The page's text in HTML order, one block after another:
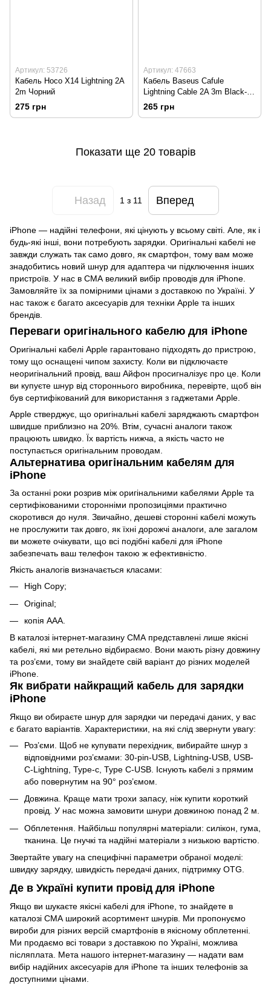
Артикул: 53726
Кабель Hoco X14 Lightning 2A
2m Чорний
275 грн
Артикул: 47663
Кабель Baseus Cafule
Lightning Cable 2A 3m Black-
grey CALKLF-RG1
265 грн
Показати ще 20 товарів
Назад 1 з 11 Вперед
iPhone — надійні телефони, які цінують у всьому світі. Але, як і
будь-які інші, вони потребують зарядки. Оригінальні кабелі не
завжди служать так само довго, як смартфон, тому вам може
знадобитись новий шнур для адаптера чи підключення інших
пристроїв. У нас в СМА великий вибір проводів для iPhone.
Замовляйте їх за помірними цінами з доставкою по Україні. У
нас також є багато аксесуарів для техніки Apple та інших
брендів.
Переваги оригінального кабелю для iPhone
Оригінальні кабелі Apple гарантовано підходять до пристрою,
тому що оснащені чипом захисту. Коли ви підключаєте
неоригінальний провід, ваш Айфон просигналізує про це. Коли
ви купуєте шнур від стороннього виробника, перевірте, щоб він
був сертифікований для використання з гаджетами Apple.
Apple стверджує, що оригінальні кабелі заряджають смартфон
швидше приблизно на 20%. Втім, сучасні аналоги також
працюють швидко. Їх вартість нижча, а якість часто не
поступається оригінальним проводам.
Альтернатива оригінальним кабелям для
iPhone
За останні роки розрив між оригінальними кабелями Apple та
сертифікованими сторонніми пропозиціями практично
скоротився до нуля. Звичайно, дешеві сторонні кабелі можуть
не прослужити так довго, як їхні дорожчі аналоги, але загалом
ви можете очікувати, що всі подібні кабелі для iPhone
забезпечать ваш телефон такою ж ефективністю.
Якість аналогів визначається класами:
High Copy;
Original;
копія ААА.
В каталозі інтернет-магазину СМА представлені лише якісні
кабелі, які ми ретельно відбираємо. Вони мають різну довжину
та роз’єми, тому ви знайдете свій варіант до різних моделей
iPhone.
Як вибрати найкращий кабель для зарядки
iPhone
Якщо ви обираєте шнур для зарядки чи передачі даних, у вас
є багато варіантів. Характеристики, на які слід звернути увагу:
Роз’єми. Щоб не купувати перехідник , вибирайте шнур з
відповідними роз’ємами: 30-pin-USB, Lightning-USB, USB-
C-Lightning, Type-c, Type C-USB. Існують кабелі з прямим
або повернутим на 90° роз’ємом.
Довжина. Краще мати трохи запасу, ніж купити короткий
провід. У нас можна замовити шнури довжиною понад 2 м.
Обплетення. Найбільш популярні матеріали: силікон, гума,
тканина. Це гнучкі та надійні матеріали з низькою вартістю.
Звертайте увагу на специфічні параметри обраної моделі:
швидку зарядку, швидкість передачі даних, підтримку OTG.
Де в Україні купити провід для iPhone
Якщо ви шукаєте якісні кабелі для iPhone, то знайдете в
каталозі СМА широкий асортимент шнурів. Ми пропонуємо
вироби для різних версій смартфонів в якісному обплетенні.
Ми продаємо всі товари з доставкою по Україні, можлива
післяплата. Мета нашого інтернет-магазину — надати вам
вибір надійних аксесуарів для iPhone та інших телефонів за
доступними цінами.